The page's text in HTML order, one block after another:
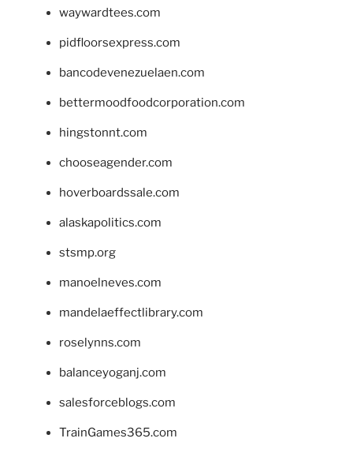
waywardtees.com
pidfloorsexpress.com
bancodevenezuelaen.com
bettermoodfoodcorporation.com
hingstonnt.com
chooseagender.com
hoverboardssale.com
alaskapolitics.com
stsmp.org
manoelneves.com
mandelaeffectlibrary.com
roselynns.com
balanceyoganj.com
salesforceblogs.com
TrainGames365.com